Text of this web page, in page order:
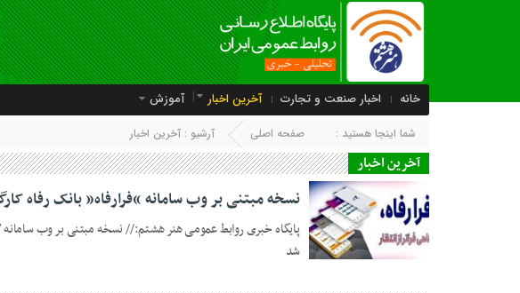
خانه اخبار صنعت و تجارت آخرین اخبار آموزش
شما اینجا هستید : صفحه اصلی آرشیو : آخرین اخبار
آخرین اخبار
08 ژوئن 2026
نسخه مبتنی بر وب سامانه “فرارفاه” بانک رفاه
پایگاه خبری روابط عمومی هنر هشتم:// نسخه مبتنی بر وب سامانه
شد